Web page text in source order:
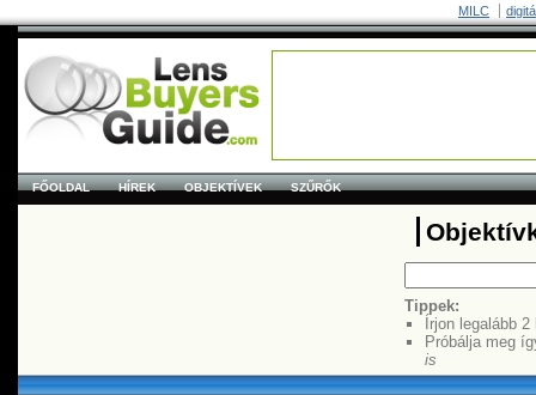
MILC
FŐOLDAL HÍREK OBJEKTÍVEK SZŰRŐK
Tippek:
Írjon legalább
Próbálja meg
is